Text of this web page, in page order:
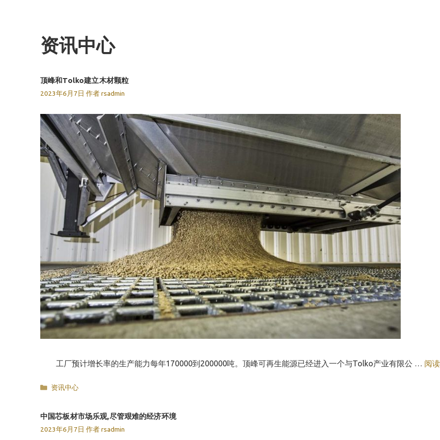
资讯中心
顶峰和Tolko建立木材颗粒
2023年6月7日 作者rsadmin
工厂预计增长率的生产能力每年170000到200000吨。顶峰可再生能源已经进入一个与Tolko产业有限公 … 阅
分
资讯中心
中国芯板材市场乐观,尽管艰难的经济环境
2023年6月7日 作者rsadmin